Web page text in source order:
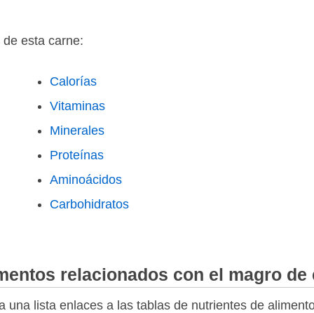
esta carne:
Calorías
Vitaminas
Minerales
Proteínas
Aminoácidos
Carbohidratos
relacionados con el magro de
una lista enlaces a las tablas de nutrientes de